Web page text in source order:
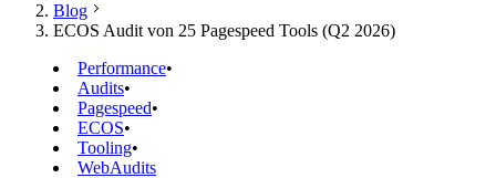
Blog
ECOS Audit von 25 Pagespeed Tools (Q2 2026)
Performance•
Audits•
Pagespeed•
ECOS•
Tooling•
WebAudits